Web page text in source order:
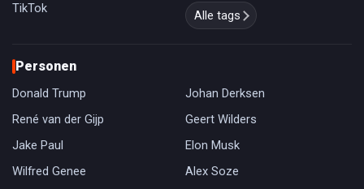
TikTok
Alle tags
Personen
Donald Trump
Johan Derksen
René van der Gijp
Geert Wilders
Jake Paul
Elon Musk
Wilfred Genee
Alex Soze